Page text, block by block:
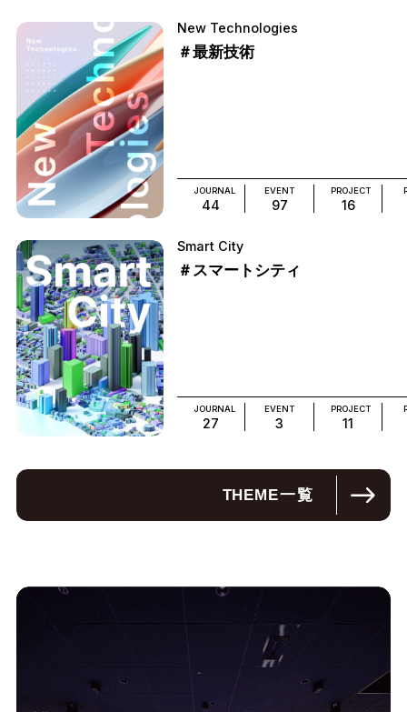
New Technologies
＃最新技術
JOURNAL
44
EVENT
97
PROJECT
16
Smart City
＃スマートシティ
JOURNAL
27
EVENT
3
PROJECT
11
THEME一覧